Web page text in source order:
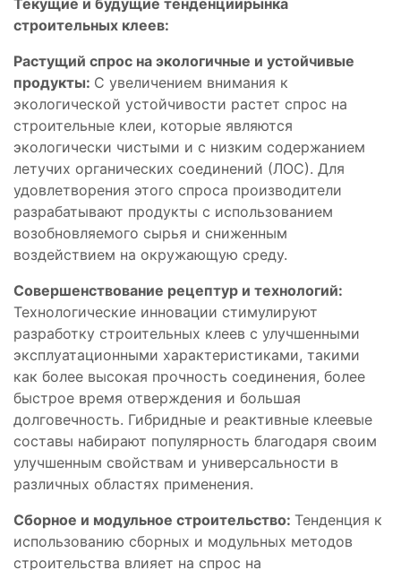
строительных клеев:
Растущий спрос на экологичные и устойчивые
продукты: С увеличением внимания к
экологической устойчивости растет спрос на
строительные клеи, которые являются
экологически чистыми и с низким содержанием
летучих органических соединений (ЛОС). Для
удовлетворения этого спроса производители
разрабатывают продукты с использованием
возобновляемого сырья и сниженным
воздействием на окружающую среду.
Совершенствование рецептур и технологий:
Технологические инновации стимулируют
разработку строительных клеев с улучшенными
эксплуатационными характеристиками, такими
как более высокая прочность соединения, более
быстрое время отверждения и большая
долговечность. Гибридные и реактивные клеевые
составы набирают популярность благодаря своим
улучшенным свойствам и универсальности в
различных областях применения.
Сборное и модульное строительство: Тенденция к
использованию сборных и модульных методов
строительства влияет на спрос на